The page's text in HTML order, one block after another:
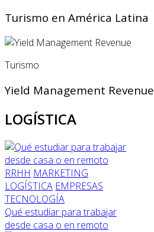
Turismo en América Latina
Turismo
Yield Management Revenue
LOGÍSTICA
RRHH MARKETING
LOGÍSTICA EMPRESAS
TECNOLOGÍA
Qué estudiar para trabajar
desde casa o en remoto